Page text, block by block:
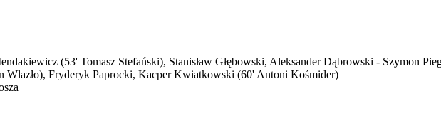
(53' Tomasz Stefański), Stanisław Głębowski, Aleksander Dąbrowski - Szymon
Fryderyk Paprocki, Kacper Kwiatkowski (60' Antoni Kośmider)